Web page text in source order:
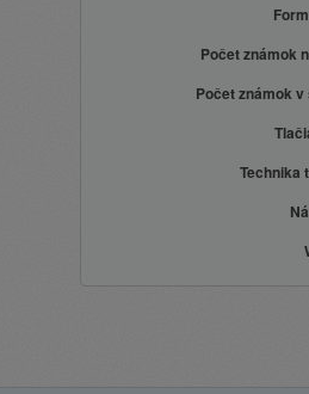
Počet známok
Počet známok
Technika